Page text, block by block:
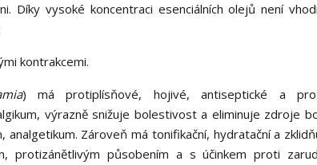
Díky vysoké koncentraci esenciálních olejů není
kontrakcemi.
) má protiplísňové, hojivé, antiseptické a
výrazně snižuje bolestivost a eliminuje zdroje
Zároveň má tonifikační, hydratační a
protizánětlivým působením a s účinkem proti